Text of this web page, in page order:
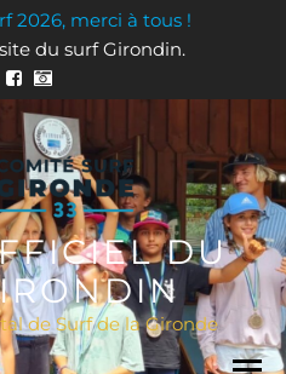
2026, merci à tous !
du surf Girondin.
DU
de Surf de la Gironde